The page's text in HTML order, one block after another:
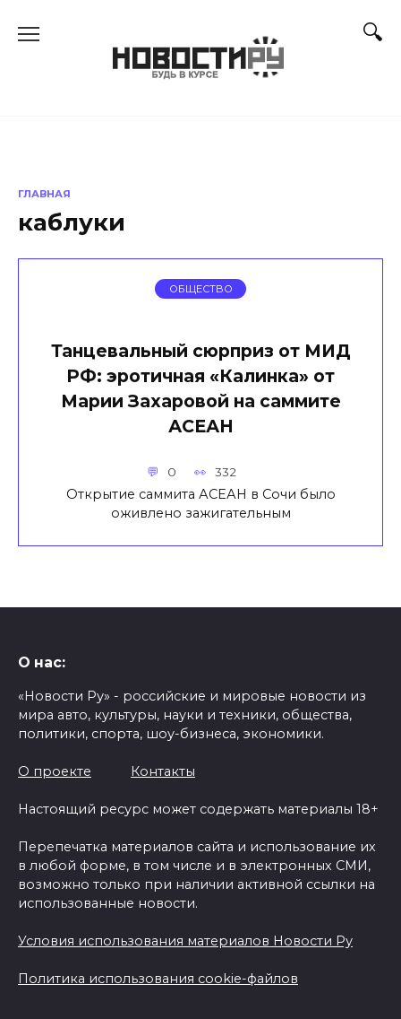
ГЛАВНАЯ
каблуки
ОБЩЕСТВО
Танцевальный сюрприз от МИД
РФ: эротичная «Калинка» от
Марии Захаровой на саммите
АСЕАН
0 332
Открытие саммита АСЕАН в Сочи было
оживлено зажигательным
О нас:
«Новости Ру» - российские и мировые новости из
мира авто, культуры, науки и техники, общества,
политики, спорта, шоу-бизнеса, экономики.
О проекте Контакты
Настоящий ресурс может содержать материалы 18+
Перепечатка материалов сайта и использование их
в любой форме, в том числе и в электронных СМИ,
возможно только при наличии активной ссылки на
использованные новости.
Условия использования материалов Новости Ру
Политика использования cookie-файлов